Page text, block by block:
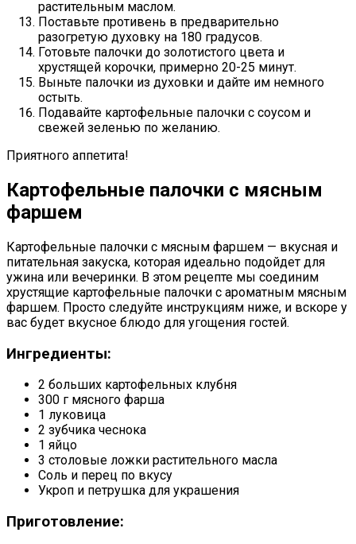
растительным маслом.
Поставьте противень в предварительно
разогретую духовку на 180 градусов.
Готовьте палочки до золотистого цвета и
хрустящей корочки, примерно 20-25 минут.
Выньте палочки из духовки и дайте им немного
остыть.
Подавайте картофельные палочки с соусом и
свежей зеленью по желанию.
Приятного аппетита!
Картофельные палочки с мясным
фаршем
Картофельные палочки с мясным фаршем — вкусная и
питательная закуска, которая идеально подойдет для
ужина или вечеринки. В этом рецепте мы соединим
хрустящие картофельные палочки с ароматным мясным
фаршем. Просто следуйте инструкциям ниже, и вскоре у
вас будет вкусное блюдо для угощения гостей.
Ингредиенты:
2 больших картофельных клубня
300 г мясного фарша
1 луковица
2 зубчика чеснока
1 яйцо
3 столовые ложки растительного масла
Соль и перец по вкусу
Укроп и петрушка для украшения
Приготовление: